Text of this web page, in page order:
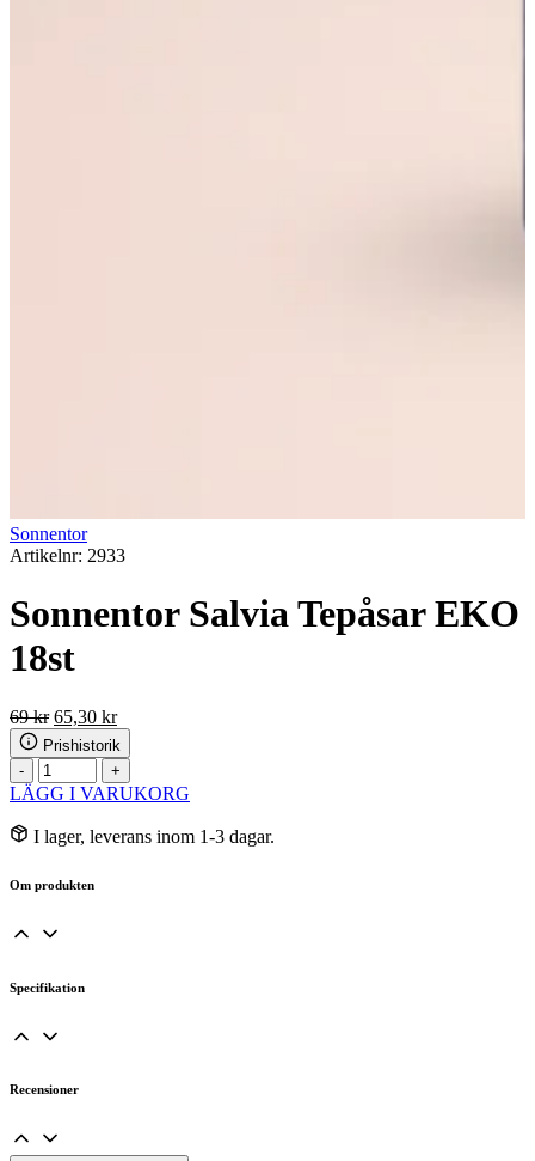
Sonnentor
Artikelnr: 2933
Sonnentor Salvia Tepåsar EKO
18st
69kr Det
ursprungliga
priset
var:
69 kr.
65,30 krDet
nuvarande
priset
är:
65,30 kr.
Prishistorik
-
Sonnentor
Salvia
EKO
18st
+
LÄGG I VARUKORG
I lager, leverans inom 1-3 dagar.
Om produkten
Specifikation
Recensioner